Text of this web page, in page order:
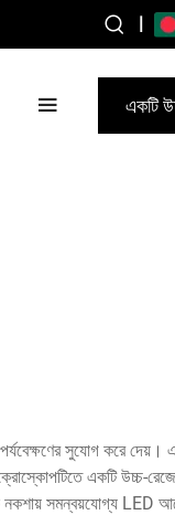
|
একটি
সুযোগ করে দেয়।
একটি উচ্চ-
নকশায় সমন্বয়যোগ্য LED